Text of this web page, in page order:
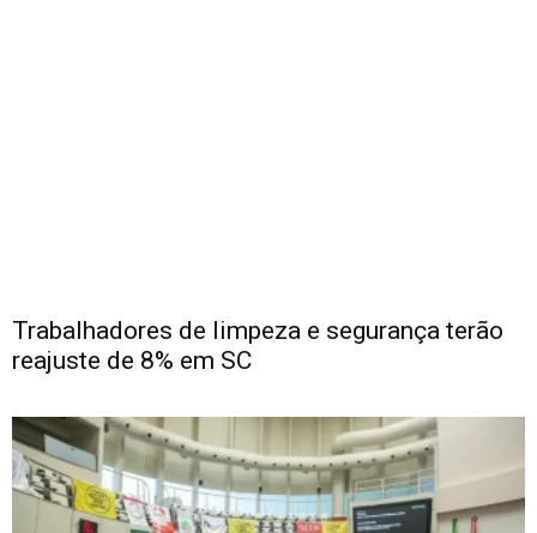
Trabalhadores de limpeza e segurança terão
reajuste de 8% em SC